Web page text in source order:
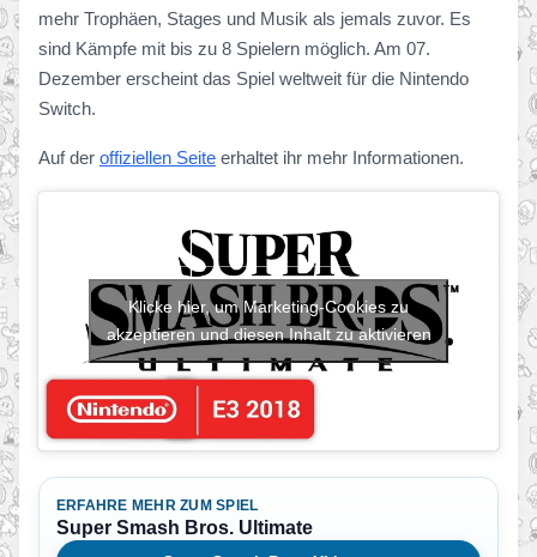
mehr Trophäen, Stages und Musik als jemals zuvor. Es
sind Kämpfe mit bis zu 8 Spielern möglich. Am 07.
Dezember erscheint das Spiel weltweit für die Nintendo
Switch.
Auf der offiziellen Seite erhaltet ihr mehr Informationen.
Klicke hier, um Marketing-Cookies zu
akzeptieren und diesen Inhalt zu aktivieren
ERFAHRE MEHR ZUM SPIEL
Super Smash Bros. Ultimate